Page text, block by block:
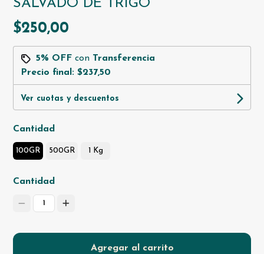
SALVADO DE TRIGO
$250,00
5% OFF con Transferencia
Precio final:$237,50
Ver cuotas y descuentos
Cantidad
100GR 500GR 1 Kg
Cantidad
1
Agregar al carrito